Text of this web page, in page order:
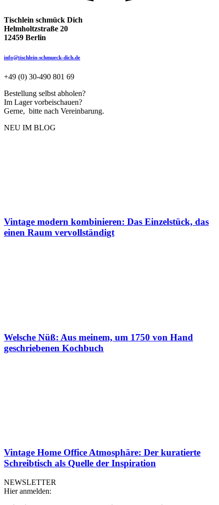
Tischlein schmück Dich
Helmholtzstraße 20
12459 Berlin
info@tischlein-schmueck-dich.de
+49 (0) 30-490 801 69
Bestellung selbst abholen?
Im Lager vorbeischauen?
Gerne, bitte nach Vereinbarung.
NEU IM BLOG
Vintage modern kombinieren: Das Einzelstück, das
einen Raum vervollständigt
Welsche Nüß: Aus meinem, um 1750 von Hand
geschriebenen Kochbuch
Vintage Home Office Atmosphäre: Der kuratierte
Schreibtisch als Quelle der Inspiration
NEWSLETTER
Hier anmelden: